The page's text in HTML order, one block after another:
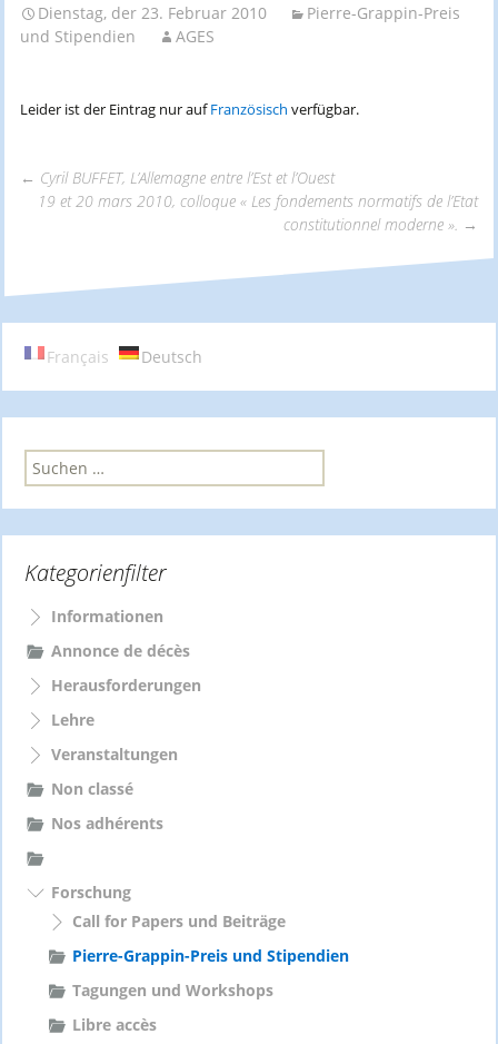
Dienstag, der 23. Februar 2010
Pierre-Grappin-Preis
und Stipendien
AGES
Leider ist der Eintrag nur aufFranzösisch verfügbar.
Navigation
← Cyril BUFFET, L’Allemagne entre l’Est et l’Ouest
19 et 20 mars 2010, colloque « Les fondements normatifs de l’Etat
constitutionnel moderne ». →
Français Deutsch
S
u
n
a
h
Kategorienfilter
Informationen
Annonce de décès
Herausforderungen
Lehre
Veranstaltungen
Non classé
Nos adhérents
Forschung
Call for Papers und Beiträge
Pierre-Grappin-Preis und Stipendien
Tagungen und Workshops
Libre accès